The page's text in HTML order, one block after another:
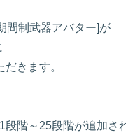
間制武器アバター]が
きます。
階～25段階が追加さ